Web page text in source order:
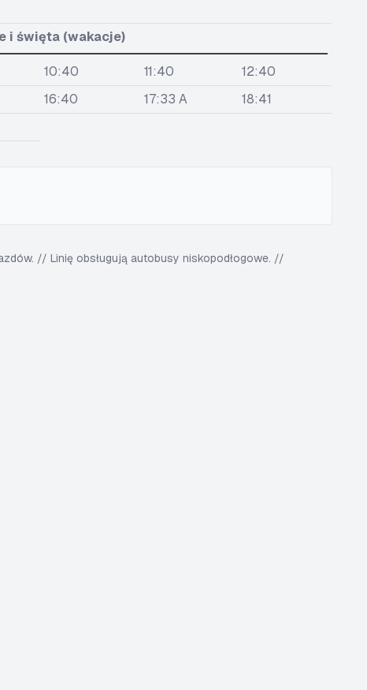
i święta (wakacje)
10:40 11:40
12:40
16:40 17:33 A
18:41
// Linię obsługują autobusy niskopodłogowe. //